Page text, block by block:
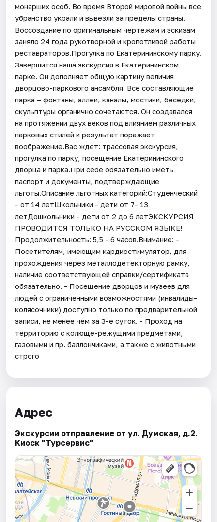
монарших особ. Во время Второй мировой войны все
убранство украли и вывезли за пределы страны.
Воссоздание по оригинальным чертежам и эскизам
заняло 24 года рукотворной и кропотливой работы
реставраторов.Прогулка по Екатерининскому парку.
Завершится наша экскурсия в Екатерининском
парке. Он дополняет общую картину величия
дворцово-паркового ансамбля. Все составляющие
парка – фонтаны, аллеи, каналы, мостики, беседки,
скульптуры органично сочетаются. Он создавался
на протяжении двух веков под влиянием различных
парковых стилей и результат поражает
воображение.Вас ждет: трассовая экскурсия,
прогулка по парку, посещение Екатерининского
дворца и парка.При себе обязательно иметь
паспорт и документы, подтверждающие
льготы.Описание льготных категорий:Студенческий
- от 14 летШкольники - дети от 7- 13
летДошкольники - дети от 2 до 6 летЭКСКУРСИЯ
ПРОВОДИТСЯ ТОЛЬКО НА РУССКОМ ЯЗЫКЕ!
Продолжительность: 5,5 - 6 часов.Внимание: -
Посетителям, имеющим кардиостимулятор, для
прохождения через металлодетекторную рамку,
наличие соответствующей справки/сертификата
обязательно. - Посещение дворцов и музеев для
людей с ограниченными возможностями (инвалиды-
колясочники) доступно только по предварительной
записи, не менее чем за 3-е суток. - Проход на
территорию с колюще-режущими предметами,
газовыми и пр. баллончиками, а также с животными
строго
Адрес
Экскурсии отправление от ул. Думская, д.2.
Киоск "Турсервис"